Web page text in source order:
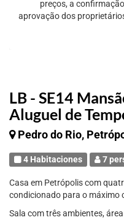
LB - SE14
Aluguel de
Pedro do Rio,
4 Habitaciones 7
Casa em Petrópolis com
condicionado para o
Sala com três ambientes,
preços, a
aprovação dos